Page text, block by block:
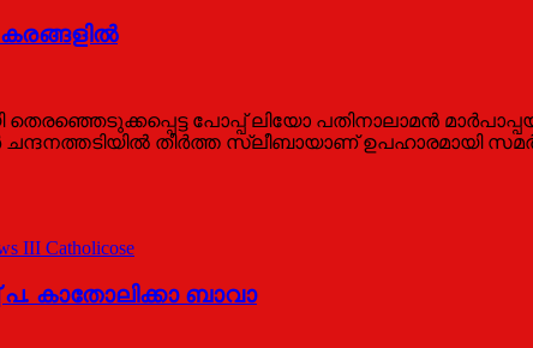
കരങ്ങളിൽ
പോപ്പ് ലിയോ പതിനാലാമൻ
തീർത്ത സ്ലീബായാണ് ഉപഹാരമായി
III Catholicose
കാതോലിക്കാ ബാവാ